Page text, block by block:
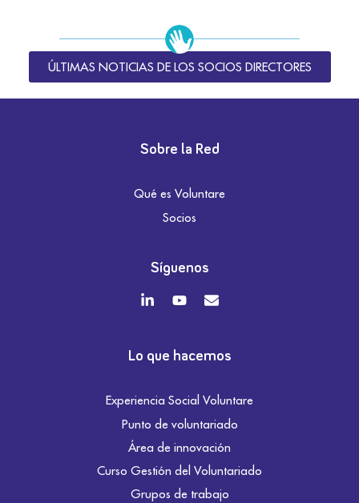
ÚLTIMAS NOTICIAS DE LOS SOCIOS DIRECTORES
Sobre la Red
Qué es Voluntare
Socios
Síguenos
Lo que hacemos
Experiencia Social Voluntare
Punto de voluntariado
Área de innovación
Curso Gestión del Voluntariado
Grupos de trabajo